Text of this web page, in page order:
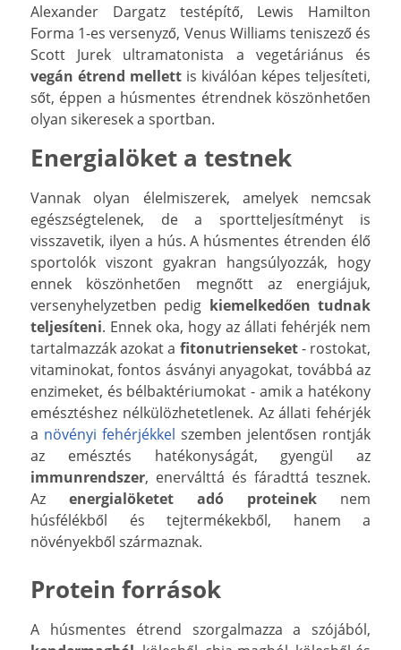
Alexander Dargatz testépítő, Lewis Hamilton
Forma 1-es versenyző, Venus Williams teniszező és
Scott Jurek ultramatonista a vegetáriánus és
vegán étrend mellett is kiválóan képes teljesíteti,
sőt, éppen a húsmentes étrendnek köszönhetően
olyan sikeresek a sportban.
Energialöket a testnek
Vannak olyan élelmiszerek, amelyek nemcsak
egészségtelenek, de a sportteljesítményt is
visszavetik, ilyen a hús. A húsmentes étrenden élő
sportolók viszont gyakran hangsúlyozzák, hogy
ennek köszönhetően megnőtt az energiájuk,
versenyhelyzetben pedig kiemelkedően tudnak
teljesíteni. Ennek oka, hogy az állati fehérjék nem
tartalmazzák azokat a fitonutrienseket- rostokat,
vitaminokat, fontos ásványi anyagokat, továbbá az
enzimeket, és bélbaktériumokat - amik a hatékony
emésztéshez nélkülözhetetlenek. Az állati fehérjék
a növényi fehérjékkel szemben jelentősen rontják
az emésztés hatékonyságát, gyengül az
immunrendszer, enerválttá és fáradttá tesznek.
Az energialöketet adó proteinek nem
húsfélékből és tejtermékekből, hanem a
növényekből származnak.
Protein források
A húsmentes étrend szorgalmazza a szójából,